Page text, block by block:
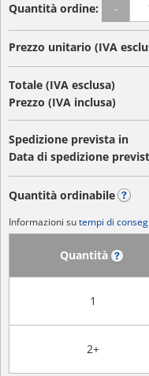
Quantità ordine: -
Prezzo unitario (IVA
Totale (IVA esclusa)
Prezzo (IVA inclusa)
Spedizione prevista in
Data di spedizione
Quantità ordinabile
Informazioni sutempi di
Quantità
1
2+